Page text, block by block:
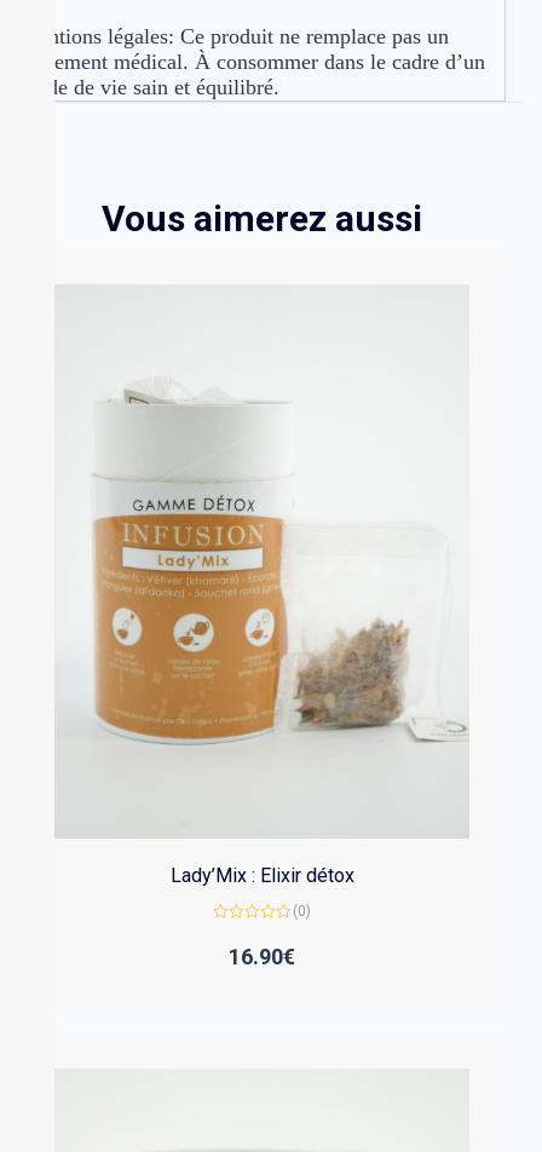
Mentions légales: Ce produit ne remplace pas un
traitement médical. À consommer dans le cadre d’un
mode de vie sain et équilibré.
Vous aimerez aussi
Lady’Mix : Elixir détox
sur
(0)
16.90€